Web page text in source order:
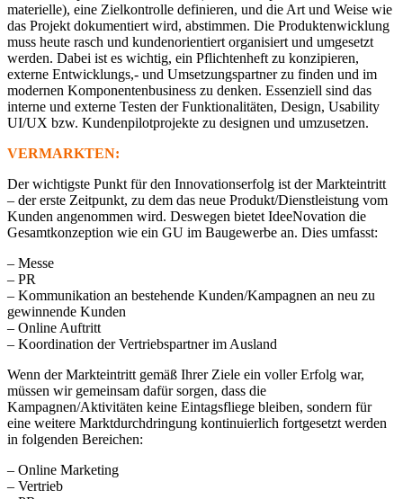
materielle), eine Zielkontrolle definieren, und die Art und Weise wie
das Projekt dokumentiert wird, abstimmen. Die Produktenwicklung
muss heute rasch und kundenorientiert organisiert und umgesetzt
werden. Dabei ist es wichtig, ein Pflichtenheft zu konzipieren,
externe Entwicklungs,- und Umsetzungspartner zu finden und im
modernen Komponentenbusiness zu denken. Essenziell sind das
interne und externe Testen der Funktionalitäten, Design, Usability
UI/UX bzw. Kundenpilotprojekte zu designen und umzusetzen.
VERMARKTEN:
Der wichtigste Punkt für den Innovationserfolg ist der Markteintritt
– der erste Zeitpunkt, zu dem das neue Produkt/Dienstleistung vom
Kunden angenommen wird. Deswegen bietet IdeeNovation die
Gesamtkonzeption wie ein GU im Baugewerbe an. Dies umfasst:
– Messe
– PR
– Kommunikation an bestehende Kunden/Kampagnen an neu zu
gewinnende Kunden
– Online Auftritt
– Koordination der Vertriebspartner im Ausland
Wenn der Markteintritt gemäß Ihrer Ziele ein voller Erfolg war,
müssen wir gemeinsam dafür sorgen, dass die
Kampagnen/Aktivitäten keine Eintagsfliege bleiben, sondern für
eine weitere Marktdurchdringung kontinuierlich fortgesetzt werden
in folgenden Bereichen:
– Online Marketing
– Vertrieb